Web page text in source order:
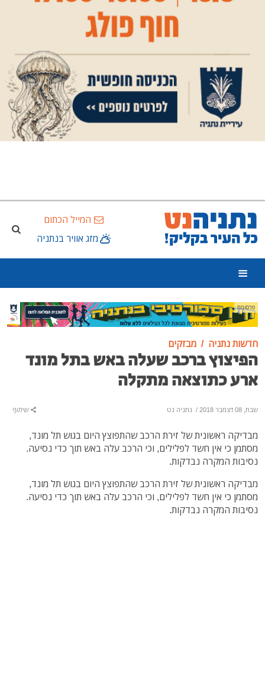
המייל הכתום
מזג אוויר בנתניה
פרסומת
חדשות נתניה מבזקים
הפיצוץ ברכב שעלה באש בתל מונד
ארע כתוצאה מתקלה
שבת, 08 דצמבר 2018 / נתניה נט שיתוף
מבדיקה ראשונית של זירת הרכב שהתפוצץ היום בגוש תל מונד,
מסתמן כי אין חשד לפלילים, וכי הרכב עלה באש תוך כדי נסיעה.
נסיבות המקרה נבדקות.
מבדיקה ראשונית של זירת הרכב שהתפוצץ היום בגוש תל מונד,
מסתמן כי אין חשד לפלילים, וכי הרכב עלה באש תוך כדי נסיעה.
נסיבות המקרה נבדקות.